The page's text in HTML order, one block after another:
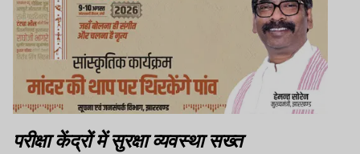
परीक्षा केंद्रों में सुरक्षा व्यवस्था सख्त